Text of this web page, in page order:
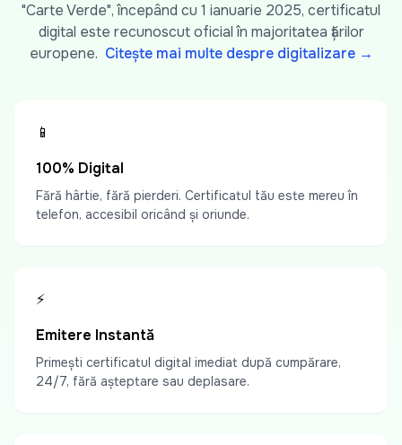
"Carte Verde", începând cu 1 ianuarie 2025, certificatul
digital este recunoscut oficial în majoritatea țărilor
europene. Citește mai multe despre digitalizare →
📱
100% Digital
Fără hârtie, fără pierderi. Certificatul tău este mereu în
telefon, accesibil oricând și oriunde.
⚡
Emitere Instantă
Primești certificatul digital imediat după cumpărare,
24/7, fără așteptare sau deplasare.